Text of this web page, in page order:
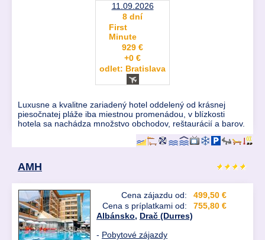
11.09.2026
8 dní
First
Minute
929 €
+0 €
odlet: Bratislava
Luxusne a kvalitne zariadený hotel oddelený od krásnej
piesočnatej pláže iba miestnou promenádou, v blízkosti
hotela sa nachádza množstvo obchodov, reštaurácií a barov.
AMH
Cena zájazdu od:
499,50 €
Cena s príplatkami od:
755,80 €
Albánsko, Drač (Durres)
- Pobytové zájazdy